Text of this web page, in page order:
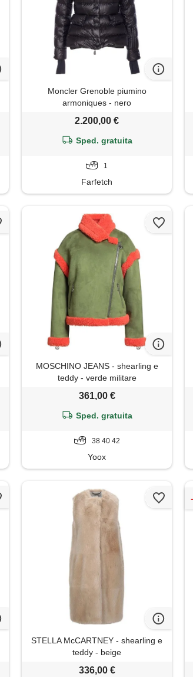
Moncler Grenoble piumino
armoniques - nero
2.200,00 €
Sped. gratuita
1
Farfetch
MOSCHINO JEANS - shearling e
teddy - verde militare
361,00 €
Sped. gratuita
38 40 42
Yoox
STELLA McCARTNEY - shearling e
teddy - beige
336,00 €